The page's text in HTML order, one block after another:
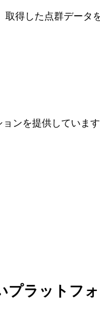
得した点群デー
ンを提供していま
ラットフ